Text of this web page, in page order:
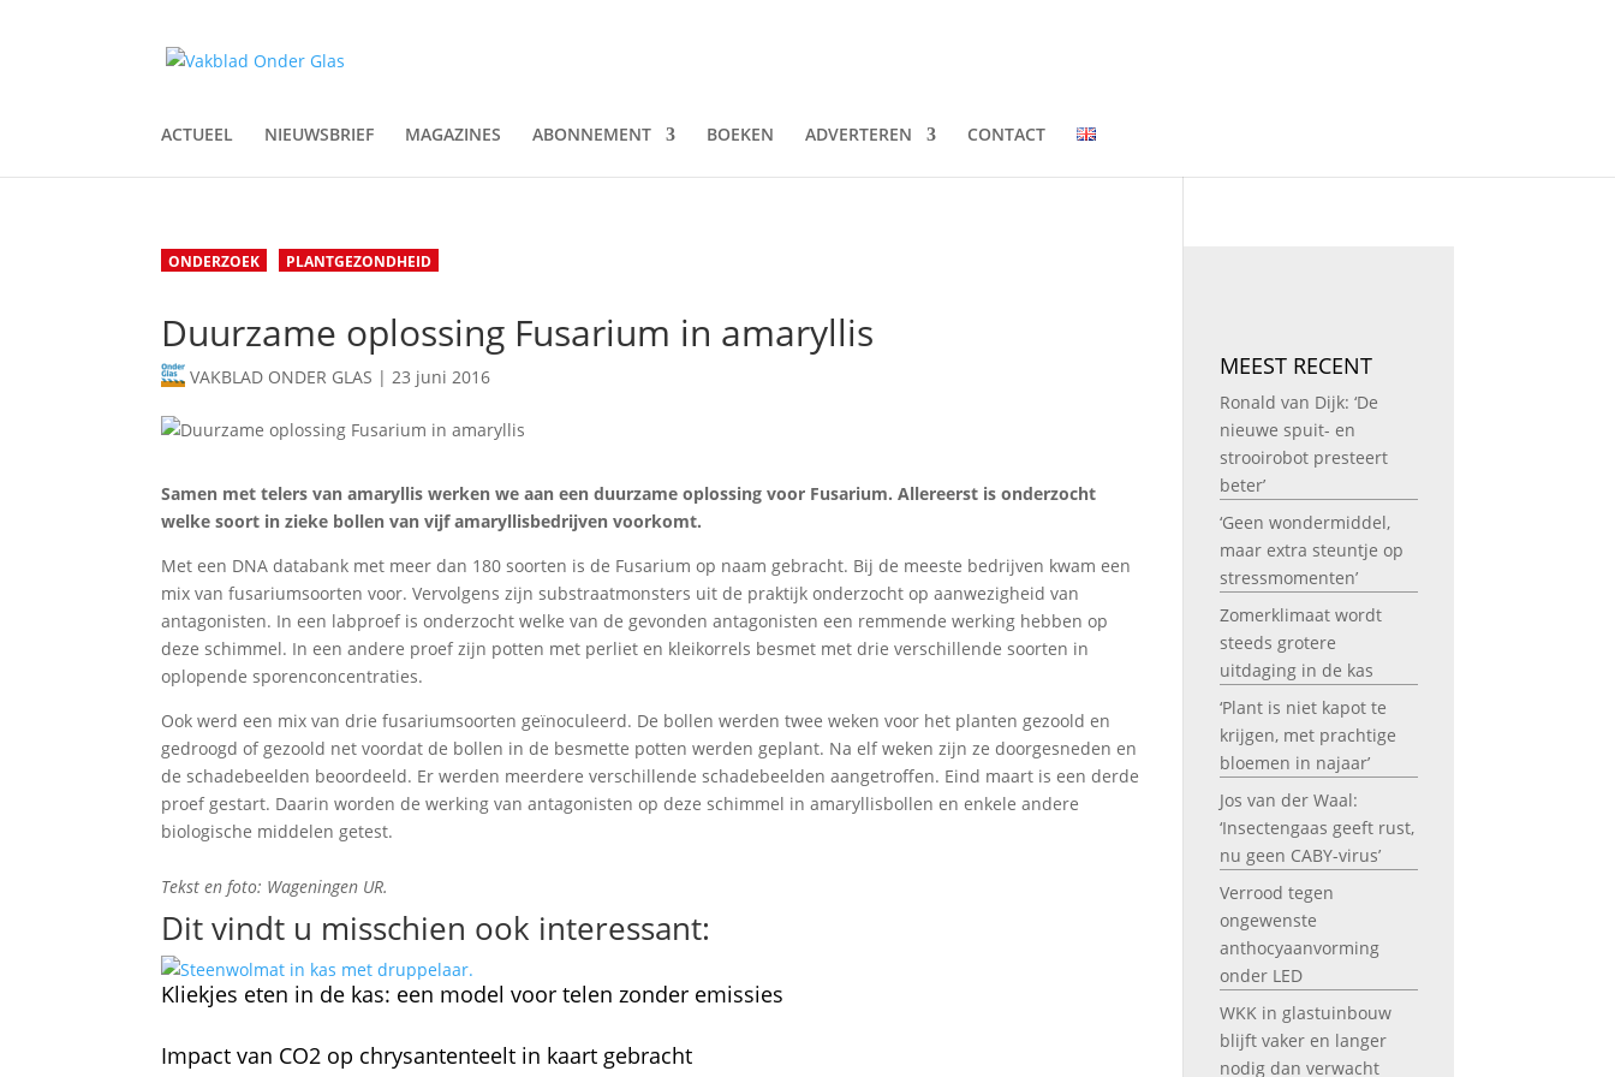
ACTUEEL NIEUWSBRIEF MAGAZINES ABONNEMENT BOEKEN ADVERTEREN CONTACT
ONDERZOEK PLANTGEZONDHEID
Duurzame oplossing Fusarium in amaryllis
VAKBLAD ONDER GLAS |23 juni 2016
Samen met telers van amaryllis werken we aan een duurzame oplossing voor Fusarium. Allereerst is onderzocht
welke soort in zieke bollen van vijf amaryllisbedrijven voorkomt.
Met een DNA databank met meer dan 180 soorten is de Fusarium op naam gebracht. Bij de meeste bedrijven kwam een
mix van fusariumsoorten voor. Vervolgens zijn substraatmonsters uit de praktijk onderzocht op aanwezigheid van
antagonisten. In een labproef is onderzocht welke van de gevonden antagonisten een remmende werking hebben op
deze schimmel. In een andere proef zijn potten met perliet en kleikorrels besmet met drie verschillende soorten in
oplopende sporenconcentraties.
Ook werd een mix van drie fusariumsoorten geïnoculeerd. De bollen werden twee weken voor het planten gezoold en
gedroogd of gezoold net voordat de bollen in de besmette potten werden geplant. Na elf weken zijn ze doorgesneden en
de schadebeelden beoordeeld. Er werden meerdere verschillende schadebeelden aangetroffen. Eind maart is een derde
proef gestart. Daarin worden de werking van antagonisten op deze schimmel in amaryllisbollen en enkele andere
biologische middelen getest.
Tekst en foto: Wageningen UR.
Dit vindt u misschien ook interessant:
Kliekjes eten in de kas: een model voor telen zonder emissies
Impact van CO2 op chrysantenteelt in kaart gebracht
MEEST RECENT
Ronald van Dijk: ‘De
nieuwe spuit- en
strooirobot presteert
beter’
‘Geen wondermiddel,
maar extra steuntje op
stressmomenten’
Zomerklimaat wordt
steeds grotere
uitdaging in de kas
‘Plant is niet kapot te
krijgen, met prachtige
bloemen in najaar’
Jos van der Waal:
‘Insectengaas geeft rust,
nu geen CABY-virus’
Verrood tegen
ongewenste
anthocyaanvorming
onder LED
WKK in glastuinbouw
blijft vaker en langer
nodig dan verwacht